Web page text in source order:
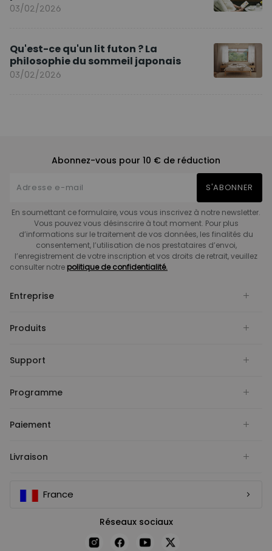
03/02/2026
Qu'est-ce qu'un lit futon ? La
philosophie du sommeil japonais
03/02/2026
Abonnez-vous pour 10 € de réduction
S'ABONNER
En soumettant ce formulaire, vous vous inscrivez à notre newsletter.
Vous pouvez vous désinscrire à tout moment. Pour plus
d’informations sur le traitement de vos données, les finalités du
consentement, l’utilisation de nos prestataires d’envoi,
l’enregistrement de votre inscription et vos droits de retrait, veuillez
consulter notre politique de confidentialité.
Entreprise
Produits
Support
Programme
Paiement
Livraison
France
Réseaux sociaux